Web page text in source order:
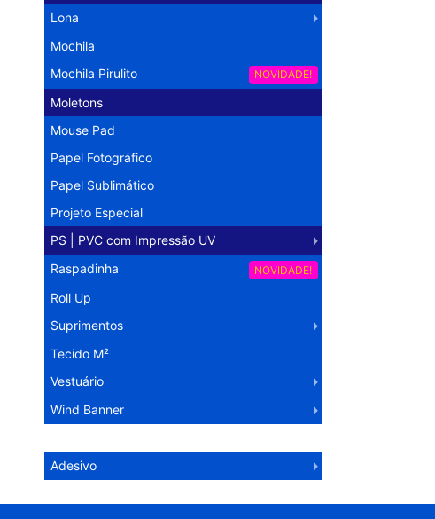
Lona
Mochila
NOVIDADE!
Mochila Pirulito
Moletons
Mouse Pad
Papel Fotográfico
Papel Sublimático
Projeto Especial
PS | PVC com Impressão UV
NOVIDADE!
Raspadinha
Roll Up
Suprimentos
Tecido M²
Vestuário
Wind Banner
Adesivo